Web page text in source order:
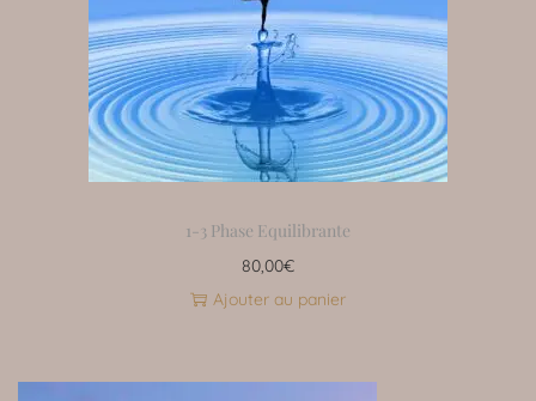
1-3 Phase Equilibrante
80,00€
Ajouter au panier